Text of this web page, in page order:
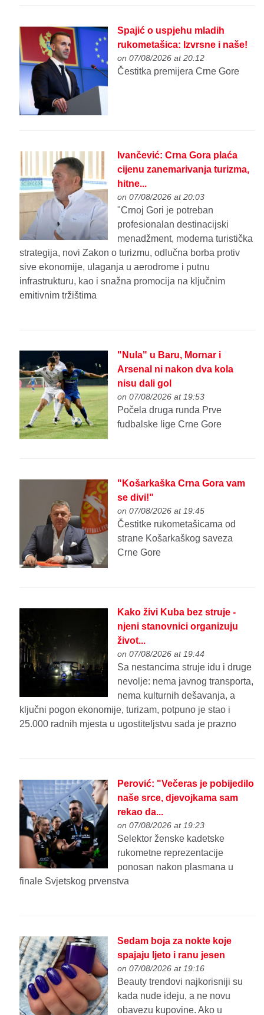
Spajić o uspjehu mladih
rukometašica: Izvrsne i naše!
on 07/08/2026 at 20:12
Čestitka premijera Crne Gore
Ivančević: Crna Gora plaća
cijenu zanemarivanja turizma,
hitne...
on 07/08/2026 at 20:03
"Crnoj Gori je potreban
profesionalan destinacijski
menadžment, moderna turistička
strategija, novi Zakon o turizmu, odlučna borba protiv
sive ekonomije, ulaganja u aerodrome i putnu
infrastrukturu, kao i snažna promocija na ključnim
emitivnim tržištima
"Nula" u Baru, Mornar i
Arsenal ni nakon dva kola
nisu dali gol
on 07/08/2026 at 19:53
Počela druga runda Prve
fudbalske lige Crne Gore
"Košarkaška Crna Gora vam
se divi!"
on 07/08/2026 at 19:45
Čestitke rukometašicama od
strane Košarkaškog saveza
Crne Gore
Kako živi Kuba bez struje -
njeni stanovnici organizuju
život...
on 07/08/2026 at 19:44
Sa nestancima struje idu i druge
nevolje: nema javnog transporta,
nema kulturnih dešavanja, a
ključni pogon ekonomije, turizam, potpuno je stao i
25.000 radnih mjesta u ugostiteljstvu sada je prazno
Perović: "Večeras je pobijedilo
naše srce, djevojkama sam
rekao da...
on 07/08/2026 at 19:23
Selektor ženske kadetske
rukometne reprezentacije
ponosan nakon plasmana u
finale Svjetskog prvenstva
Sedam boja za nokte koje
spajaju ljeto i ranu jesen
on 07/08/2026 at 19:16
Beauty trendovi najkorisniji su
kada nude ideju, a ne novu
obavezu kupovine. Ako u